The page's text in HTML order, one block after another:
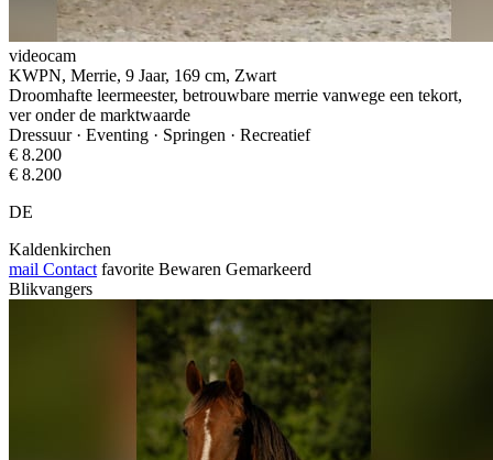
videocam
KWPN, Merrie, 9 Jaar, 169 cm, Zwart
Droomhafte leermeester, betrouwbare merrie vanwege een tekort,
ver onder de marktwaarde
Dressuur · Eventing · Springen · Recreatief
€ 8.200
€ 8.200
DE
Kaldenkirchen
mail Contact favorite Bewaren Gemarkeerd
Blikvangers